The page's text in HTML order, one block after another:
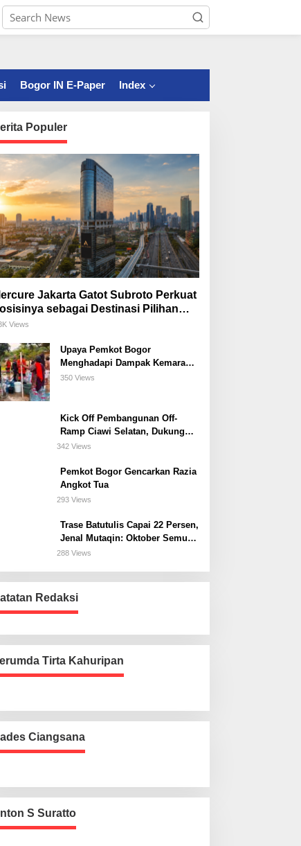
Bogor IN E-Paper Index
Populer
Jakarta Gatot Subroto Perkuat
sebagai Destinasi Pilihan
Bisnis, Staycation, Meeting, dan
Views
Upaya Pemkot Bogor
Menghadapi Dampak Kemarau
Panjang
350 Views
Kick Off Pembangunan Off-
Ramp Ciawi Selatan, Dukung
Konektivitas Antarwilayah di
342 Views
Pemkot Bogor Gencarkan Razia
Angkot Tua
293 Views
Trase Batutulis Capai 22 Persen,
Jenal Mutaqin: Oktober Semua
Harus Beres
288 Views
Redaksi
Tirta Kahuripan
Ciangsana
S Suratto